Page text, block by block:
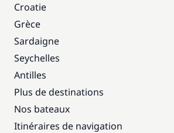
Croatie
Grèce
Sardaigne
Seychelles
Antilles
Plus de destinations
Nos bateaux
Itinéraires de navigation